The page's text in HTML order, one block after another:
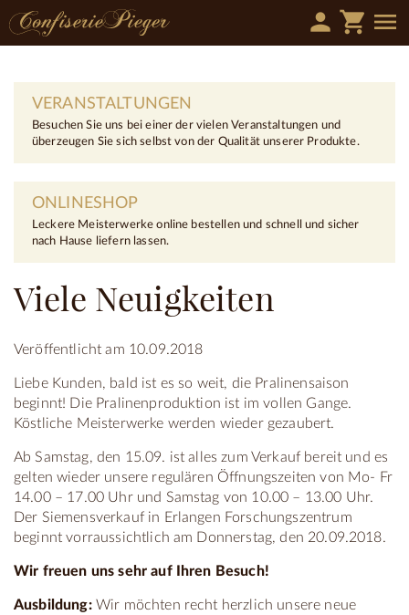
person shopping_cart menu
VERANSTALTUNGEN
Besuchen Sie uns bei einer der vielen Veranstaltungen und
überzeugen Sie sich selbst von der Qualität unserer Produkte.
ONLINESHOP
Leckere Meisterwerke online bestellen und schnell und sicher
nach Hause liefern lassen.
Viele Neuigkeiten
Veröffentlicht am 10.09.2018
Liebe Kunden, bald ist es so weit, die Pralinensaison
beginnt! Die Pralinenproduktion ist im vollen Gange.
Köstliche Meisterwerke werden wieder gezaubert.
Ab Samstag, den 15.09. ist alles zum Verkauf bereit und es
gelten wieder unsere regulären Öffnungszeiten von Mo- Fr
14.00 – 17.00 Uhr und Samstag von 10.00 – 13.00 Uhr.
Der Siemensverkauf in Erlangen Forschungszentrum
beginnt vorraussichtlich am Donnerstag, den 20.09.2018.
Wir freuen uns sehr auf Ihren Besuch!
Ausbildung:Wir möchten recht herzlich unsere neue